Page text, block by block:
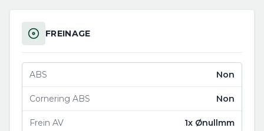
FREINAGE
ABS Non
Cornering ABS Non
Frein AV 1x Ønullmm